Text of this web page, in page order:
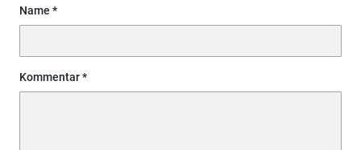
Name
Kommentar